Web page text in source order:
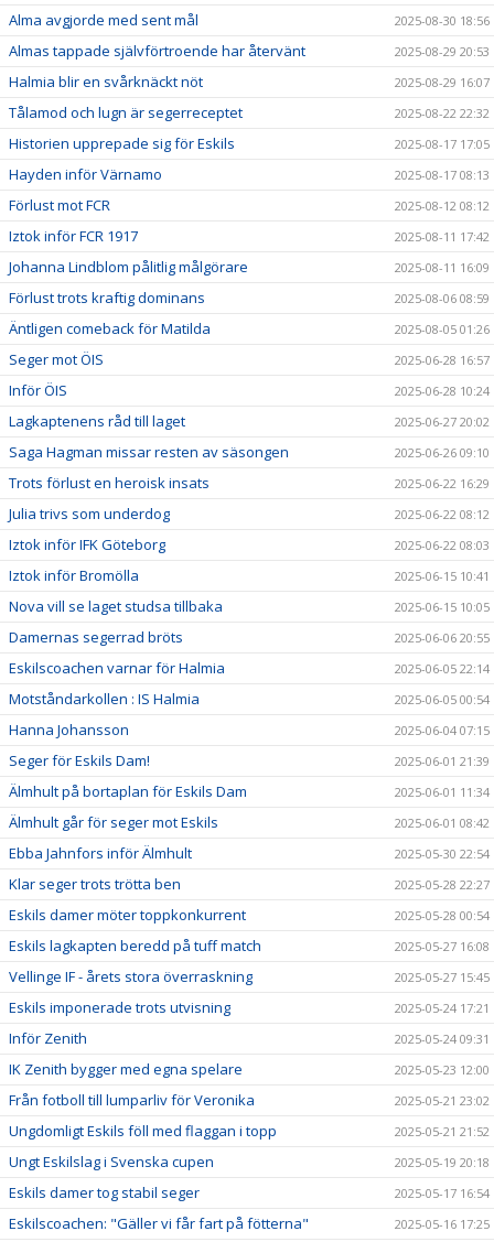
Alma avgjorde med sent mål 2025-08-30 18:56
Almas tappade självförtroende har återvänt 2025-08-29 20:53
Halmia blir en svårknäckt nöt 2025-08-29 16:07
Tålamod och lugn är segerreceptet 2025-08-22 22:32
Historien upprepade sig för Eskils 2025-08-17 17:05
Hayden inför Värnamo 2025-08-17 08:13
Förlust mot FCR 2025-08-12 08:12
Iztok inför FCR 1917 2025-08-11 17:42
Johanna Lindblom pålitlig målgörare 2025-08-11 16:09
Förlust trots kraftig dominans 2025-08-06 08:59
Äntligen comeback för Matilda 2025-08-05 01:26
Seger mot ÖIS 2025-06-28 16:57
Inför ÖIS 2025-06-28 10:24
Lagkaptenens råd till laget 2025-06-27 20:02
Saga Hagman missar resten av säsongen 2025-06-26 09:10
Trots förlust en heroisk insats 2025-06-22 16:29
Julia trivs som underdog 2025-06-22 08:12
Iztok inför IFK Göteborg 2025-06-22 08:03
Iztok inför Bromölla 2025-06-15 10:41
Nova vill se laget studsa tillbaka 2025-06-15 10:05
Damernas segerrad bröts 2025-06-06 20:55
Eskilscoachen varnar för Halmia 2025-06-05 22:14
Motståndarkollen : IS Halmia 2025-06-05 00:54
Hanna Johansson 2025-06-04 07:15
Seger för Eskils Dam! 2025-06-01 21:39
Älmhult på bortaplan för Eskils Dam 2025-06-01 11:34
Älmhult går för seger mot Eskils 2025-06-01 08:42
Ebba Jahnfors inför Älmhult 2025-05-30 22:54
Klar seger trots trötta ben 2025-05-28 22:27
Eskils damer möter toppkonkurrent 2025-05-28 00:54
Eskils lagkapten beredd på tuff match 2025-05-27 16:08
Vellinge IF - årets stora överraskning 2025-05-27 15:45
Eskils imponerade trots utvisning 2025-05-24 17:21
Inför Zenith 2025-05-24 09:31
IK Zenith bygger med egna spelare 2025-05-23 12:00
Från fotboll till lumparliv för Veronika 2025-05-21 23:02
Ungdomligt Eskils föll med flaggan i topp 2025-05-21 21:52
Ungt Eskilslag i Svenska cupen 2025-05-19 20:18
Eskils damer tog stabil seger 2025-05-17 16:54
Eskilscoachen: "Gäller vi får fart på fötterna" 2025-05-16 17:25